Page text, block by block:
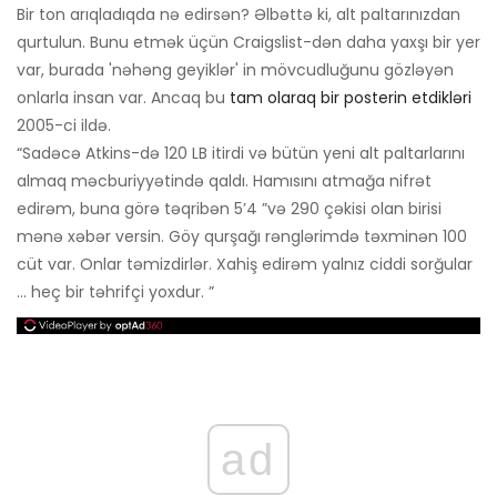
Bir ton arıqladıqda nə edirsən? Əlbəttə ki, alt paltarınızdan
qurtulun. Bunu etmək üçün Craigslist-dən daha yaxşı bir yer
var, burada 'nəhəng geyiklər' in mövcudluğunu gözləyən
onlarla insan var. Ancaq bu tam olaraq bir posterin etdikləri
2005-ci ildə.
“Sadəcə Atkins-də 120 LB itirdi və bütün yeni alt paltarlarını
almaq məcburiyyətində qaldı. Hamısını atmağa nifrət
edirəm, buna görə təqribən 5’4 ”və 290 çəkisi olan birisi
mənə xəbər versin. Göy qurşağı rənglərimdə təxminən 100
cüt var. Onlar təmizdirlər. Xahiş edirəm yalnız ciddi sorğular
... heç bir təhrifçi yoxdur. ”
ad